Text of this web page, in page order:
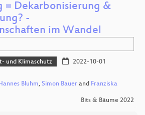
= Dekarbonisierung &
-
im Wandel
und Klimaschutz
2022-10-01
Bluhm, Simon Bauer and Franziska
Bits & Bäume 2022